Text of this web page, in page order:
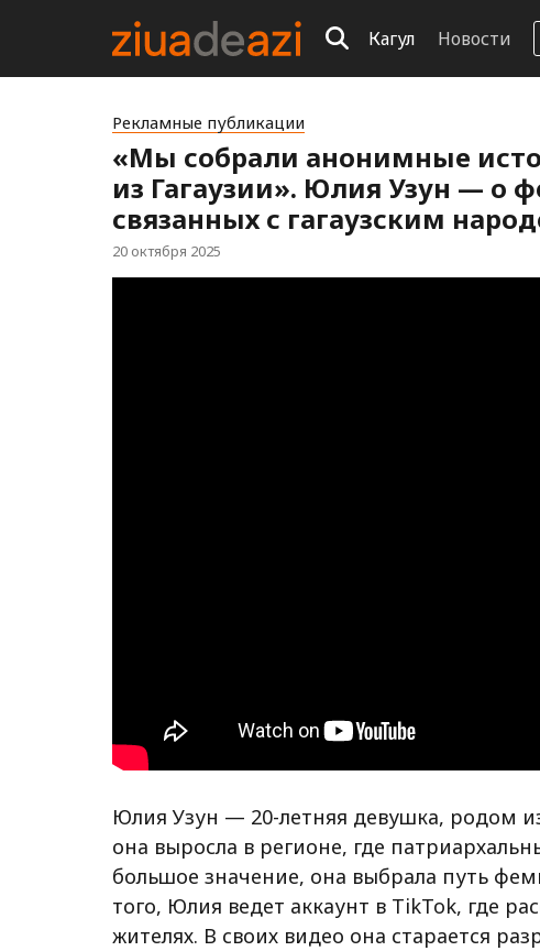
Кагул Новости
Рекламные публикации
«Мы собрали анонимные
из Гагаузии». Юлия Узун — о
связанных с гагаузским
20 октября 2025
Юлия Узун — 20-летняя девушка, родом
она выросла в регионе, где
большое значение, она выбрала путь
того, Юлия ведет аккаунт в TikTok, где
жителях. В своих видео она старается